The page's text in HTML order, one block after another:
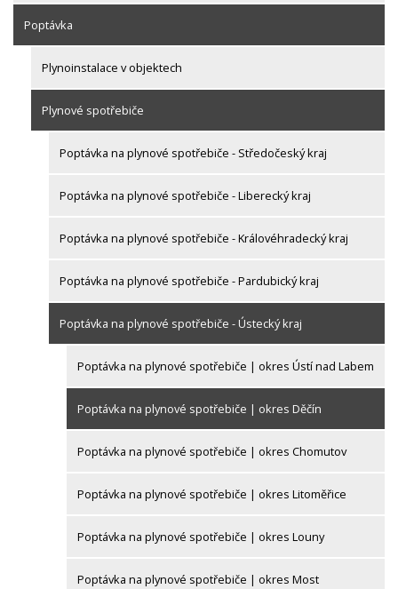
Poptávka
Plynoinstalace v objektech
Plynové spotřebiče
Poptávka na plynové spotřebiče - Středočeský kraj
Poptávka na plynové spotřebiče - Liberecký kraj
Poptávka na plynové spotřebiče - Královéhradecký kraj
Poptávka na plynové spotřebiče - Pardubický kraj
Poptávka na plynové spotřebiče - Ústecký kraj
Poptávka na plynové spotřebiče | okres Ústí nad Labem
Poptávka na plynové spotřebiče | okres Děčín
Poptávka na plynové spotřebiče | okres Chomutov
Poptávka na plynové spotřebiče | okres Litoměřice
Poptávka na plynové spotřebiče | okres Louny
Poptávka na plynové spotřebiče | okres Most